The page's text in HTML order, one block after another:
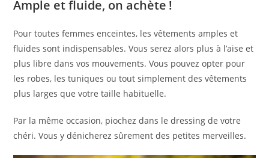
Ample et fluide, on achète !
Pour toutes femmes enceintes, les vêtements amples et
fluides sont indispensables. Vous serez alors plus à l’aise et
plus libre dans vos mouvements. Vous pouvez opter pour
les robes, les tuniques ou tout simplement des vêtements
plus larges que votre taille habituelle.
Par la même occasion, piochez dans le dressing de votre
chéri. Vous y dénicherez sûrement des petites merveilles.